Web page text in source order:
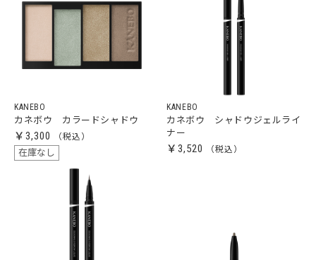
KANEBO
カネボウ カラードシャドウ
￥3,300
在庫なし
KANEBO
カネボウ シャドウジェルライ
ナー
￥3,520